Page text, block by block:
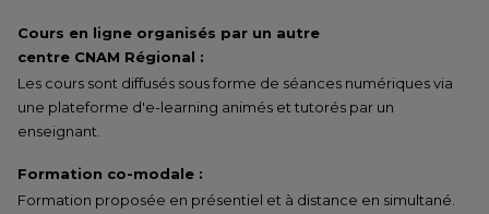
Cours en ligne organisés par un autre
centre CNAM Régional :
Les cours sont diffusés sous forme de séances numériques via
une plateforme d'e-learning animés et tutorés par un
enseignant.
Formation co-modale :
Formation proposée en présentiel et à distance en simultané.